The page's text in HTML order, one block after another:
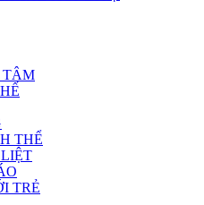
TÂM
THỂ
TRẺ